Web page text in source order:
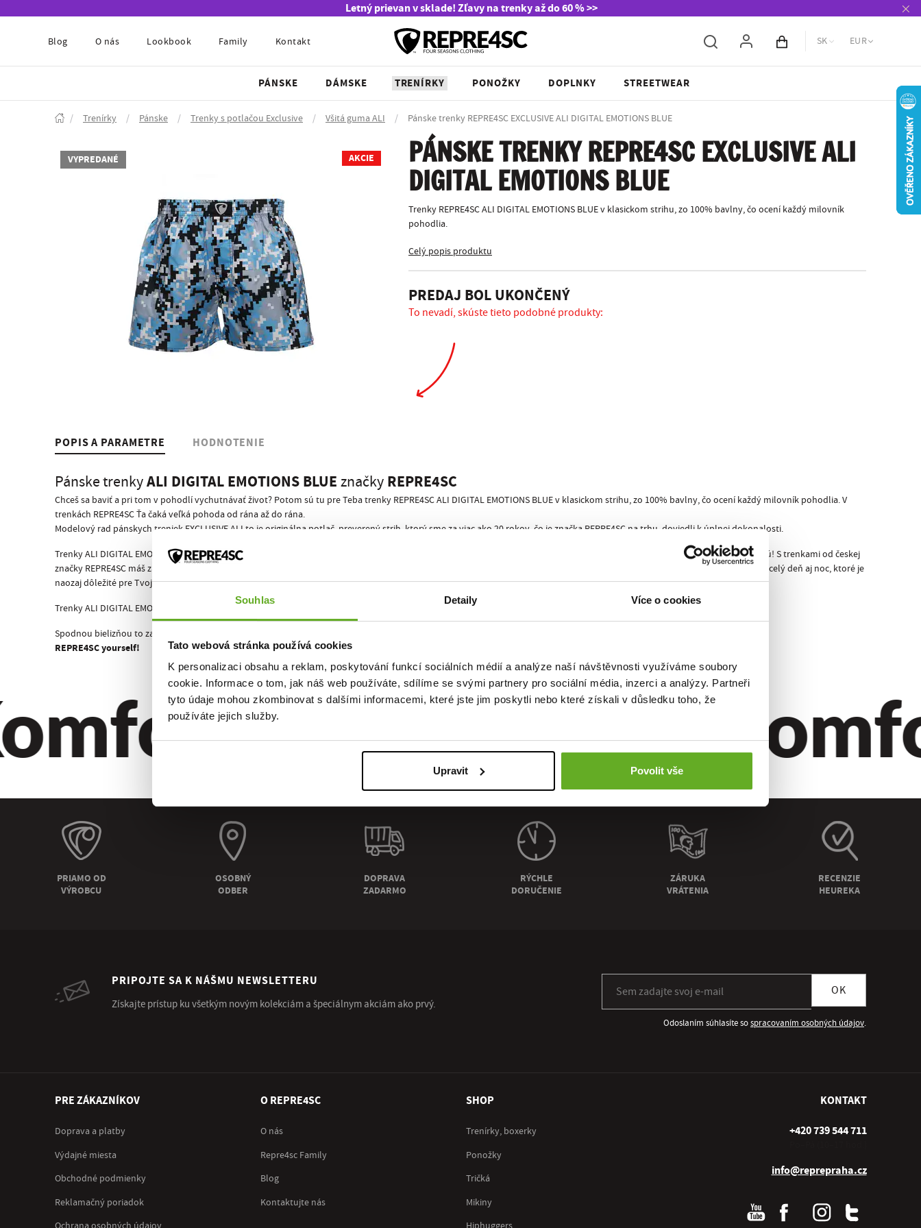
Souhlas Detaily Více o cookies
Tato webová stránka používá cookies
K personalizaci obsahu a reklam, poskytování funkcí sociálních médií a analýze naší návštěvnosti využíváme soubory
cookie. Informace o tom, jak náš web používáte, sdílíme se svými partnery pro sociální média, inzerci a analýzy. Partneři
tyto údaje mohou zkombinovat s dalšími informacemi, které jste jim poskytli nebo které získali v důsledku toho, že
používáte jejich služby.
Upravit Povolit vše
Letný prievan v sklade! Zľavy na trenky až do 60 % >>
Blog O nás Lookbook Family Kontakt Obsah košíka
SK EUR
PÁNSKE DÁMSKE TRENÍRKY PONOŽKY DOPLNKY STREETWEAR
/ Trenírky / Pánske / Trenky s potlačou Exclusive / Všitá guma ALI / Pánske trenky REPRE4SC EXCLUSIVE ALI DIGITAL EMOTIONS BLUE
VYPREDANÉ AKCIE
PÁNSKE TRENKY REPRE4SC EXCLUSIVE ALI
DIGITAL EMOTIONS BLUE
Trenky REPRE4SC ALI DIGITAL EMOTIONS BLUE v klasickom strihu, zo 100% bavlny, čo ocení každý milovník
pohodlia.
Celý popis produktu
PREDAJ BOL UKONČENÝ
To nevadí, skúste tieto podobné produkty:
POPIS A PARAMETRE HODNOTENIE
Pánske trenkyALI DIGITAL EMOTIONS BLUE značky REPRE4SC
Chceš sa baviť a pri tom v pohodlí vychutnávať život? Potom sú tu pre Teba trenky REPRE4SC ALI DIGITAL EMOTIONS BLUE v klasickom strihu, zo 100% bavlny, čo ocení každý milovník pohodlia. V
trenkách REPRE4SC Ťa čaká veľká pohoda od rána až do rána.
Modelový rad pánskych treniek EXCLUSIVE ALI to je originálna potlač, preverený strih, ktorý sme za viac ako 20 rokov, čo je značka REPRE4SC na trhu, doviedli k úplnej dokonalosti.
Trenky ALI DIGITAL EMOTIONS BLUE majú štandardne všitú gumu, ktorá sa Ti prispôsobí za akejkoľvek situácie. Vďaka
, z ktorých sú poskladané, sa Ti už nikdy nezarežú! S trenkami od českej
značky REPRE4SC máš zaručený úspech! Koniec trápnej situácie, pri ktorej dôjde pri vyzliekaní pred kamarátmi alebo ešte horšie, pred kamarátkami! Navyše väčšie pohodlie po celý deň aj noc, ktoré je
naozaj dôležité pre Tvoje výkony i odpočinok, žiadne iné pánske trenky ponúknuť nemôžu…
Trenky ALI DIGITAL EMOTIONS BLUE rovnako ako všetky ostatné pánske trenky REPRE4SC dostaneš v štýlovej papierovej pixly
Spodnou bielizňou to začína!
REPRE4SC yourself!
Kvalita. Štýl.
PRIAMO OD
VÝROBCU
OSOBNÝ
ODBER
DOPRAVA
ZADARMO
RÝCHLE
DORUČENIE
ZÁRUKA
VRÁTENIA
RECENZIE
HEUREKA
PRIPOJTE SA K NÁŠMU NEWSLETTERU
Získajte prístup ku všetkým novým kolekciám a špeciálnym akciám ako prvý.
OK
Odoslaním súhlasíte sospracovaním osobných údajov.
PRE ZÁKAZNÍKOV
Doprava a platby
Výdajné miesta
Obchodné podmienky
Reklamačný poriadok
O REPRE4SC
O nás
Repre4sc Family
Blog
Kontaktujte nás
SHOP
Trenírky, boxerky
Ponožky
Tričká
Mikiny
KONTAKT
+420 739 544 711
info@reprepraha.cz